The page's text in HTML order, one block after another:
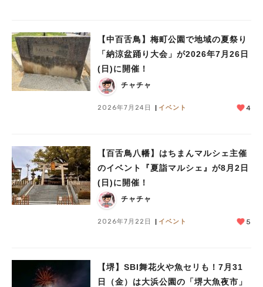
【中百舌鳥】梅町公園で地域の夏祭り
「納涼盆踊り大会」が2026年7月26日
(日)に開催！
チャチャ
2026年7月24日 イベント 4
【百舌鳥八幡】はちまんマルシェ主催
のイベント『夏詣マルシェ』が8月2日
(日)に開催！
チャチャ
2026年7月22日 イベント 5
【堺】SBI舞花火や魚セリも！7月31
日（金）は大浜公園の「堺大魚夜市」
人気のキーワード
#泉ヶ丘駅#栂・美木多駅 #光明池駅 #なかもず駅
#あなたはどっち？